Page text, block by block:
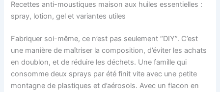
Recettes anti-moustiques maison aux huiles essentielles :
spray, lotion, gel et variantes utiles
Fabriquer soi-même, ce n’est pas seulement “DIY”. C’est
une manière de maîtriser la composition, d’éviter les achats
en doublon, et de réduire les déchets. Une famille qui
consomme deux sprays par été finit vite avec une petite
montagne de plastiques et d’aérosols. Avec un flacon en